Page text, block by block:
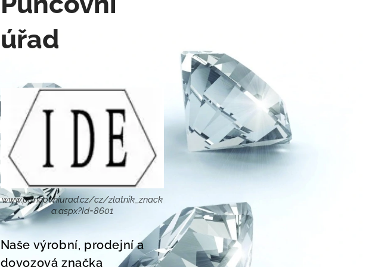
úřad
www.puncovniurad.cz/cz/zlatnik_znack
a.aspx?Id=8601
Naše výrobní, prodejní a
dovozová značka